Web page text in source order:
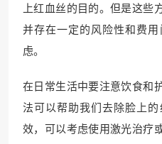
上红血丝的目的。但是这些
并存在一定的风险性和费
虑。
在日常生活中要注意饮食和
法可以帮助我们去除脸上
效，可以考虑使用激光治疗